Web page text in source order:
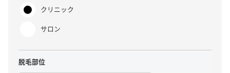
クリニック
サロン
脱毛部位